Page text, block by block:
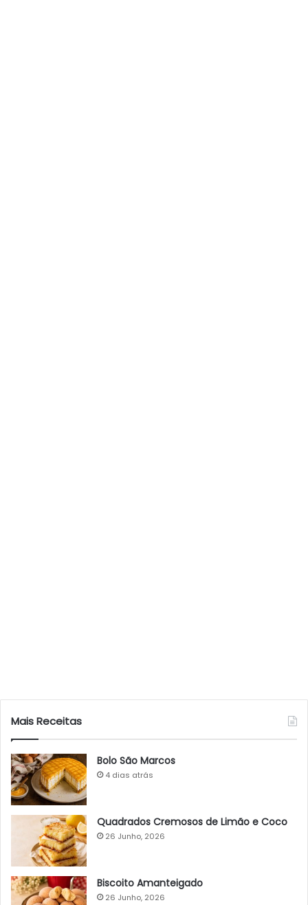
Mais Receitas
Bolo São Marcos
4 dias atrás
Quadrados Cremosos de Limão e Coco
26 Junho, 2026
Biscoito Amanteigado
26 Junho, 2026